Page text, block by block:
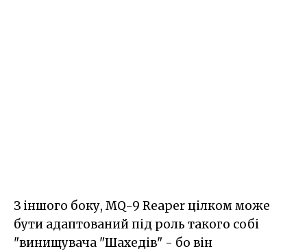
З іншого боку, MQ-9 Reaper цілком може
бути адаптований під роль такого собі
"винищувача "Шахедів" - бо він